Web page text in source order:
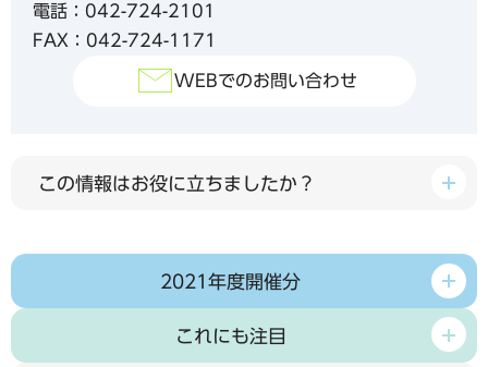
電話：042-724-2101
FAX：042-724-1171
WEBでのお問い合わせ
この情報はお役に立ちましたか？
2021年度開催分
これにも注目